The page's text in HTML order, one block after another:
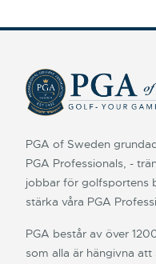
PGA of Sweden
PGA Professionals, -
jobbar för golfsportens
stärka våra PGA
PGA består av över
som alla är hängivna